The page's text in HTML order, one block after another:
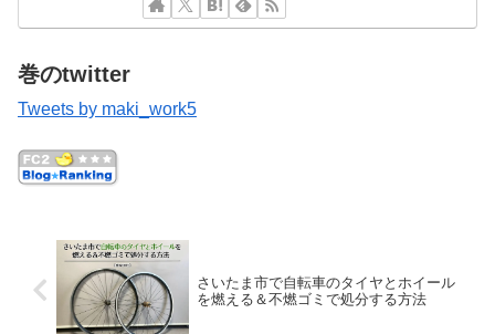
巻のtwitter
Tweets by maki_work5
さいたま市で自転車のタイヤとホイール
を燃える＆不燃ゴミで処分する方法